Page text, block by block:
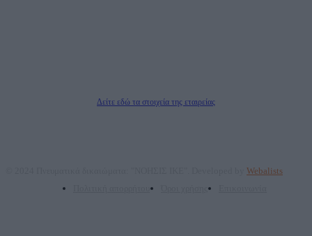
Δείτε εδώ τα στοιχεία της εταιρείας
Webalists